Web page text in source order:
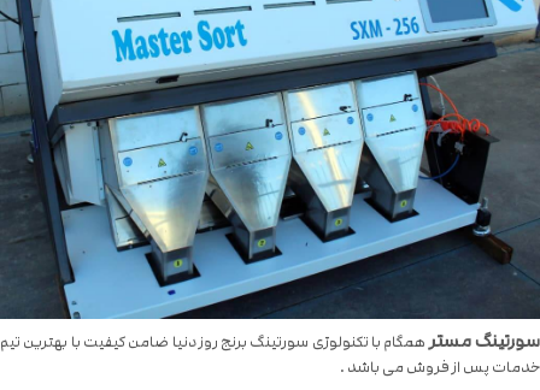
سورتینگ مسترهمگام با تکنولوژی سورتینگ برنج روز دنیا ضامن کیفیت با بهترین تیم
خدمات پس از فروش می باشد .